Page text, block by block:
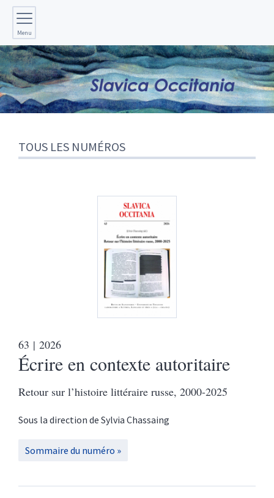
Menu
TOUS LES NUMÉROS
63 | 2026
Écrire en contexte autoritaire
Retour sur l’histoire littéraire russe, 2000-2025
Sous la direction de Sylvia Chassaing
Sommaire du numéro